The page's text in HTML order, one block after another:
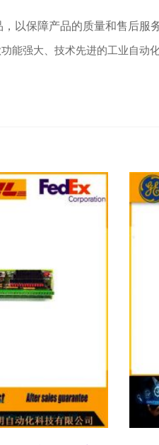
以保障产品的质量和售后服务
能强大、技术先进的工业自动